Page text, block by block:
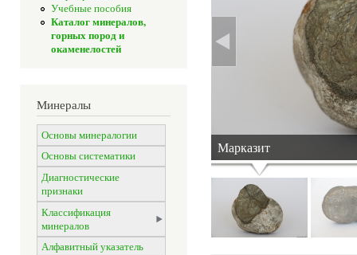
Учебные пособия
Каталог минералов,
горных пород и
окаменелостей
Минералы
Основы минералогии
Основы систематики
Диагностические
признаки
Классификация
минералов
Алфавитный указатель
Марказит